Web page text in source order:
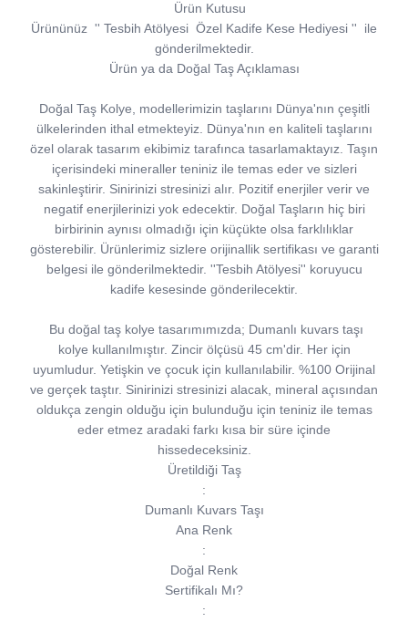
Ürün Kutusu
Ürününüz '' Tesbih Atölyesi Özel Kadife Kese Hediyesi ''
ile
gönderilmektedir.
Ürün ya da Doğal Taş Açıklaması
Doğal Taş Kolye, modellerimizin taşlarını Dünya'nın çeşitli
ülkelerinden ithal etmekteyiz. Dünya'nın en kaliteli taşlarını
özel olarak tasarım ekibimiz tarafınca tasarlamaktayız. Taşın
içerisindeki mineraller teniniz ile temas eder ve sizleri
sakinleştirir. Sinirinizi stresinizi alır. Pozitif enerjiler verir ve
negatif enerjilerinizi yok edecektir. Doğal Taşların hiç biri
birbirinin aynısı olmadığı için küçükte olsa farklılıklar
gösterebilir. Ürünlerimiz sizlere orijinallik sertifikası ve garanti
belgesi ile gönderilmektedir. ''Tesbih Atölyesi'' koruyucu
kadife kesesinde gönderilecektir.
Bu doğal taş kolye tasarımımızda; Dumanlı kuvars taşı
kolye kullanılmıştır. Zincir ölçüsü 45 cm'dir. Her için
uyumludur. Yetişkin ve çocuk için kullanılabilir. %100 Orijinal
ve gerçek taştır. Sinirinizi stresinizi alacak, mineral açısından
oldukça zengin olduğu için bulunduğu için teniniz ile temas
eder etmez aradaki farkı kısa bir süre içinde
hissedeceksiniz.
Üretildiği Taş
:
Dumanlı Kuvars Taşı
Ana Renk
:
Doğal Renk
Sertifikalı Mı?
: